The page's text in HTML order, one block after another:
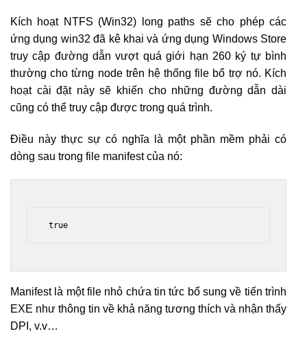
Kích hoạt NTFS (Win32) long paths sẽ cho phép các
ứng dụng win32 đã kê khai và ứng dụng Windows Store
truy cập đường dẫn vượt quá giới hạn 260 ký tự bình
thường cho từng node trên hệ thống file bổ trợ nó. Kích
hoạt cài đặt này sẽ khiến cho những đường dẫn dài
cũng có thể truy cập được trong quá trình.
Điều này thực sự có nghĩa là một phần mềm phải có
dòng sau trong file manifest của nó:
true
Manifest là một file nhỏ chứa tin tức bổ sung về tiến trình
EXE như thông tin về khả năng tương thích và nhận thấy
DPI, v.v…